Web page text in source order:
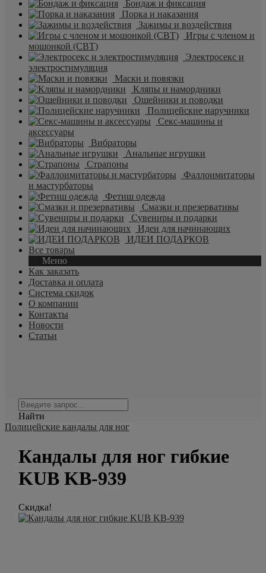
Бондаж и фиксация
Порка и наказания
Зажимы и воздействия
Игры с членом и
мошонкой (CBT)
Электросекс и
электростимуляция
Маски и повязки
Кляпы и намордники
Ошейники и поводки
Полицейские наручники
Секс-машины и
аксессуары
Вибраторы
Анальные игрушки
Страпоны
Фаллоимитаторы
и мастурбаторы
Фетиш одежда
Смазки и презервативы
Сувениры и подарки
Идеи для начинающих
ИДЕИ ПОДАРКОВ
Все товары
Меню
Как заказать
Доставка и оплата
Система скидок
О компании
Контакты
Новости
Статьи
Найти
Полицейские кандалы для ног
Кандалы для ног гибкие
KUB KB-939
Скидка!